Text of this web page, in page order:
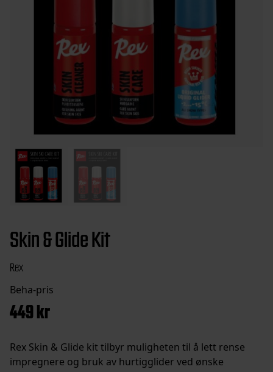
Skin & Glide Kit
Rex
449kr
Rex Skin & Glide kit tilbyr muligheten til å lett rense
impregnere og bruk av hurtigglider ved ønske